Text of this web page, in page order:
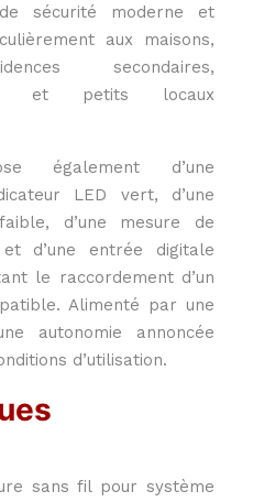
sécurité moderne et
aux maisons,
secondaires,
et petits locaux
également d’une
LED vert, d’une
d’une mesure de
d’une entrée digitale
le raccordement d’un
Alimenté par une
autonomie annoncée
d’utilisation.
sans fil pour système